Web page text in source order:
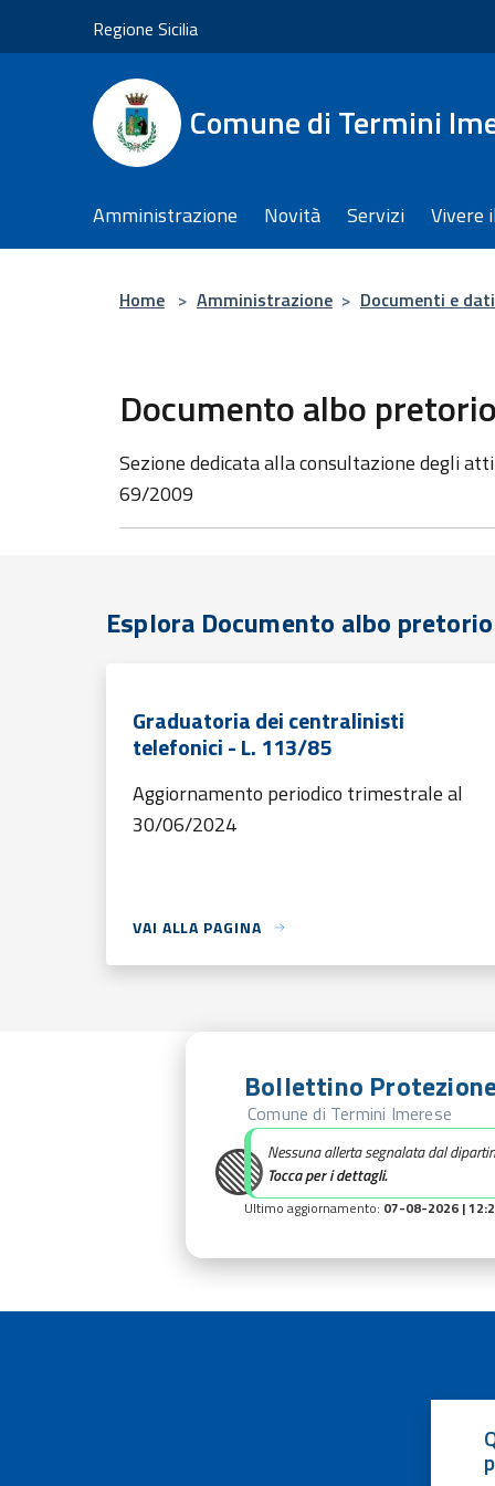
Regione Sicilia
Comune di Termini
Amministrazione Novità Servizi Vivere
Home > Amministrazione > Documenti e dati
Documento albo
Sezione dedicata alla consultazione degli
69/2009
Esplora Documento albo pretorio
Graduatoria dei centralinisti
telefonici - L. 113/85
Aggiornamento periodico trimestrale al
30/06/2024
VAI ALLA PAGINA
🟢
Bollettino
Comune di Termini Imerese
Nessuna allerta segnalata dal
Tocca per i dettagli.
Ultimo aggiornamento: 07-08-2026 |